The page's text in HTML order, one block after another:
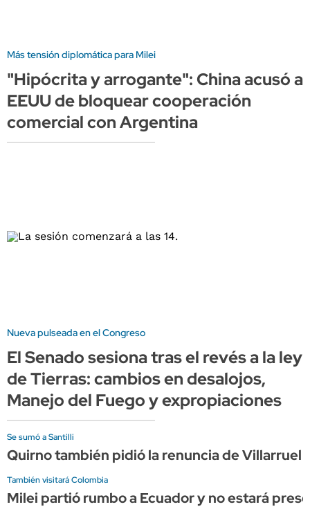
Más tensión diplomática para Milei
"Hipócrita y arrogante": China acusó a
EEUU de bloquear cooperación
comercial con Argentina
Nueva pulseada en el Congreso
El Senado sesiona tras el revés a la ley
de Tierras: cambios en desalojos,
Manejo del Fuego y expropiaciones
Se sumó a Santilli
Quirno también pidió la renuncia de
También visitará Colombia
Milei partió rumbo a Ecuador y no estará